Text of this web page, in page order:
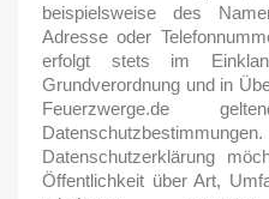
beispielsweise des
Adresse oder
erfolgt stets im
Grundverordnung und in
Feuerzwerge.de
Datenschutzerklärung
Öffentlichkeit über Art,